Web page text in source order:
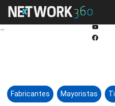
Fabricantes Mayoristas